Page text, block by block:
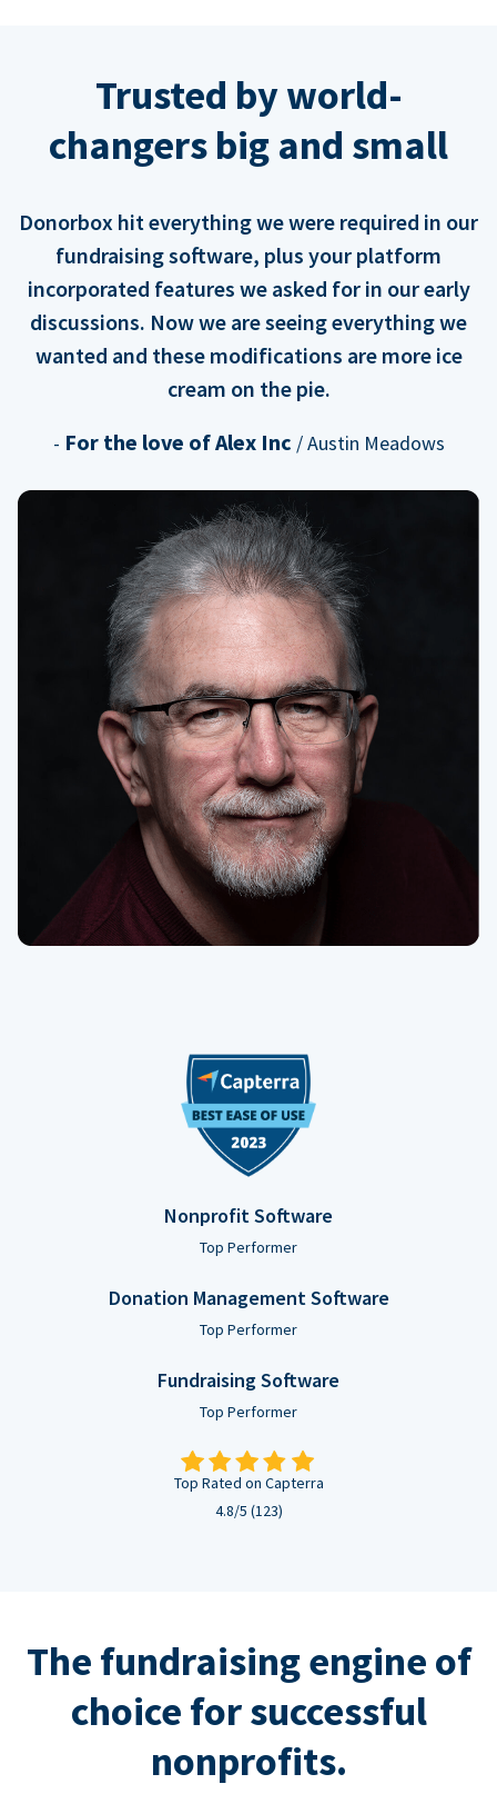
Trusted by world-
changers big and small
Donorbox hit everything we were required in our
fundraising software, plus your platform
incorporated features we asked for in our early
discussions. Now we are seeing everything we
wanted and these modifications are more ice
cream on the pie.
- For the love of Alex Inc / Austin Meadows
Nonprofit Software
Top Performer
Donation Management Software
Top Performer
Fundraising Software
Top Performer
Top Rated on Capterra
4.8/5 (123)
The fundraising engine of
choice for successful
nonprofits.